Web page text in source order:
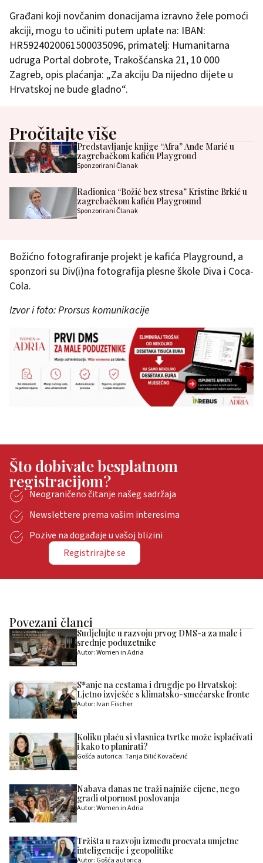
Građani koji novčanim donacijama izravno žele pomoći
akciji, mogu to učiniti putem uplate na: IBAN:
HR5924020061500035096, primatelj: Humanitarna
udruga Portal dobrote, Trakošćanska 21, 10 000
Zagreb, opis plaćanja: „Za akciju Da nijedno dijete u
Hrvatskoj ne bude gladno“.
Pročitajte više
Predstavljanje knjige “Afra” Anđe Marić u
zagrebačkom kafiću Playgroud
Sponzorirani Članak
Radionica “Božić bez stresa” Kristine Brkić u
zagrebačkom kafiću Playground
Sponzorirani Članak
Božićno fotografiranje projekt je kafića Playground, a
sponzori su Div(i)na fotografija plesne škole Diva i Coca-
Cola.
Izvor i foto: Prorsus komunikacije
Što dobivate besplatnom
registracijom?
Neograničeno čitanje našeg sadržaja
Newslettere prema vašim interesima
Pozive na događaje u vašoj blizini
Registrirajte se
Povezani članci
Sudjelujte u razvoju prvog DMS-a za male i
srednje poduzetnike
Autor: Women in Adria
S*anje na cestama i drugdje po Hrvatskoj:
Ljetno izvješće s klimatsko-smećarske fronte
Autor: Ivan Fischer
Koliku plaću si vlasnica tvrtke može isplaćivati
i kako to planirati?
Gošća autorica: Tanja Bilić Kovačević
Nabava danas ne traži najniže cijene, nego
gradi otpornost poslovanja
Autor: Women in Adria
Tržišta u razvoju između procvata umjetne
inteligencije i geopolitike
Autor: Gošća autorica